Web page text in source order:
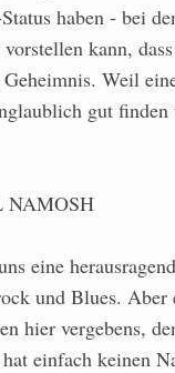
haben - bei
kann,
Weil
gut finden
NAMOSH
eine
und Blues. Aber
hier vergebens,
einfach keinen